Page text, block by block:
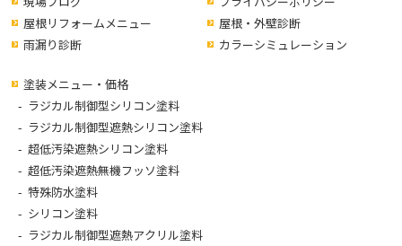
屋根リフォームメニュー
雨漏り診断
屋根・外壁診断
カラーシミュレーション
塗装メニュー・価格
ラジカル制御型シリコン塗料
ラジカル制御型遮熱シリコン塗料
超低汚染遮熱シリコン塗料
超低汚染遮熱無機フッソ塗料
特殊防水塗料
シリコン塗料
ラジカル制御型遮熱アクリル塗料